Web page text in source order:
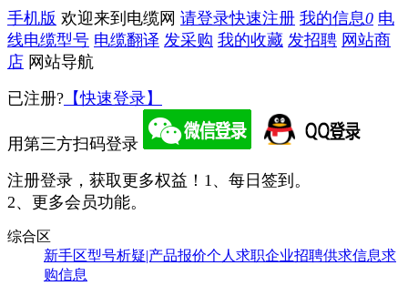
手机版 欢迎来到电缆网 请登录快速注册 我的信息0 电
线电缆型号 电缆翻译 发采购 我的收藏 发招聘 网站商
店 网站导航
已注册? 【快速登录】
用第三方扫码登录
注册登录，获取更多权益！ 1、每日签到。
2、更多会员功能。
综合区
新手区型号析疑|产品报价个人求职企业招聘供求信息求
购信息